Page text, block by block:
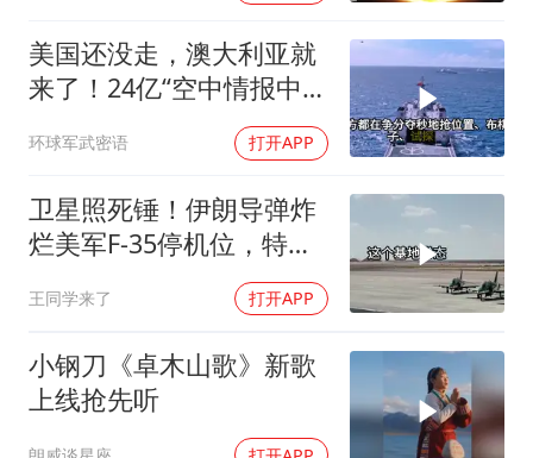
美国还没走，澳大利亚就
来了！24亿“空中情报中
心”刚到手就杀入南海
环球军武密语 打开APP
卫星照死锤！伊朗导弹炸
烂美军F-35停机位，特朗
王同学来了 打开APP
小钢刀《卓木山歌》新歌
上线抢先听